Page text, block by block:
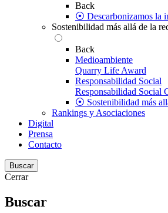
Back
⦿ Descarbonizamos la
Sostenibilidad más allá de la
Back
Medioambiente
Quarry Life Award
Responsabilidad Social
Responsabilidad Social
⦿ Sostenibilidad más
Rankings y Asociaciones
Digital
Prensa
Contacto
Buscar
Cerrar
Buscar